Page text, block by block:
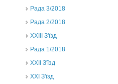
Рада 3/2018
Рада 2/2018
XXIII З'їзд
Рада 1/2018
ХХІІ З'їзд
XXI З'їзд